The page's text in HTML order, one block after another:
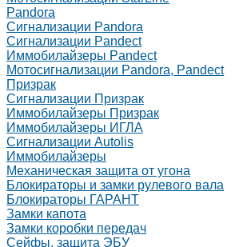
Pandora
Сигнализации Pandora
Сигнализации Pandect
Иммобилайзеры Pandect
Мотосигнализации Pandora, Pandect
Призрак
Сигнализации Призрак
Иммобилайзеры Призрак
Иммобилайзеры ИГЛА
Сигнализации Autolis
Иммобилайзеры
Механическая защита от угона
Блокираторы и замки рулевого вала
Блокираторы ГАРАНТ
Замки капота
Замки коробки передач
Сейфы, защита ЭБУ